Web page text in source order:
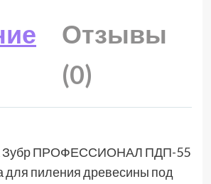
Отзывы
(0)
Зубр ПРОФЕССИОНАЛ ПДП-55
для пиления древесины под